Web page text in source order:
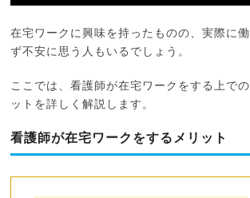
在宅ワークに興味を持ったものの、実際に
ず不安に思う人もいるでしょう。
ここでは、看護師が在宅ワークをする上で
ットを詳しく解説します。
看護師が在宅ワークをするメリット